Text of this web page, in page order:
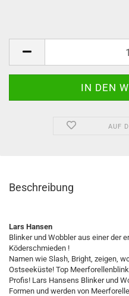
AUF
Beschreibung
Lars Hansen
Blinker und Wobbler aus einer der
Köderschmieden !
Namen wie Slash, Bright, zeigen,
Ostseeküste! Top
Profis! Lars Hansens Blinker und
Formen und werden von